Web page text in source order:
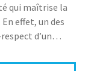
qui maîtrise la
effet, un des
d’un…